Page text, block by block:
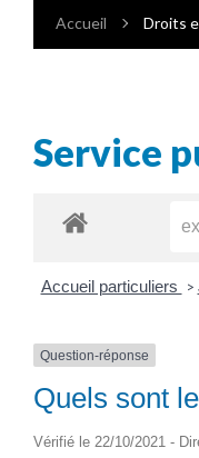
Accueil Droits
Service
Accueil particuliers >
Question-réponse
Quels sont
Vérifié le 22/10/2021 -